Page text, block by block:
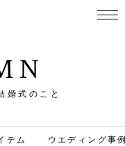
婚式のこと
テム ウエディング事